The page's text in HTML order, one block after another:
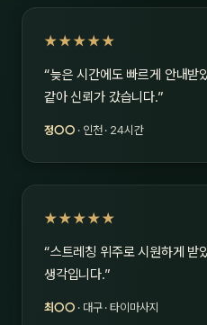
★★★★★
“늦은 시간에도 빠르게 안내받
같아 신뢰가 갔습니다.”
정○○ · 인천 · 24시간
★★★★★
“스트레칭 위주로 시원하게 받
생각입니다.”
최○○ · 대구 · 타이마사지